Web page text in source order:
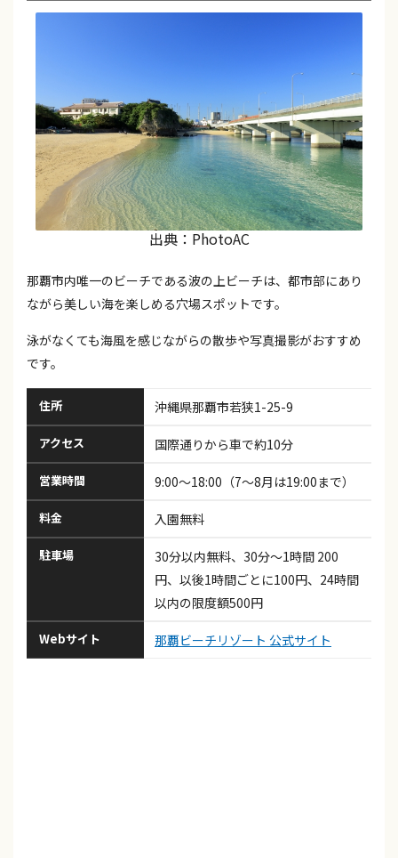
出典：PhotoAC
那覇市内唯一のビーチである波の上ビーチは、都市部にあり
ながら美しい海を楽しめる穴場スポットです。
泳がなくても海風を感じながらの散歩や写真撮影がおすすめ
です。
住所 沖縄県那覇市若狭1-25-9
アクセス 国際通りから車で約10分
営業時間 9:00～18:00（7～8月は19:00まで）
料金 入園無料
駐車場
30分以内無料、30分～1時間 200
円、以後1時間ごとに100円、24時間
以内の限度額500円
Webサイト 那覇ビーチリゾート 公式サイト